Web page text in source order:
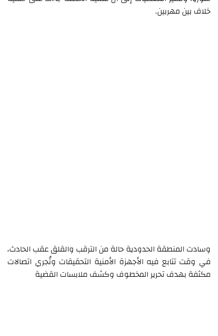
خلاف بين مهربين.
وسادت المنطقة الحدودية حالة من الترقب والقلق عقب الحادث،
في وقت تتابع فيه الأجهزة الأمنية التحقيقات وتُجري اتصالات
مكثفة بهدف تحرير المخطوف وكشف ملابسات القضية